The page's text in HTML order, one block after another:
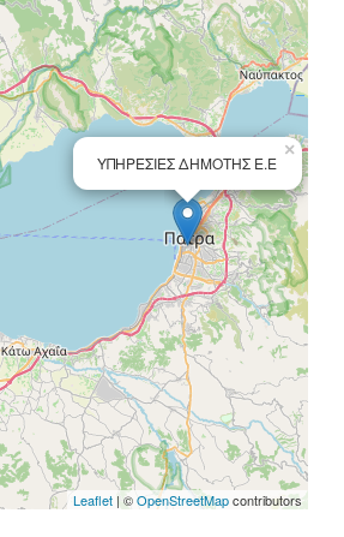
ΥΠΗΡΕΣΙΕΣ ΔΗΜΟΤΗΣ Ε.Ε
×
Leaflet | ©OpenStreetMapcontributors